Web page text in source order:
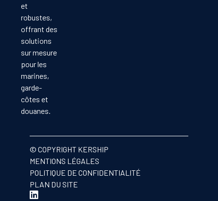
et
robustes,
offrant des
solutions
sur mesure
pour les
marines,
garde-
côtes et
douanes.
© COPYRIGHT KERSHIP
MENTIONS LÉGALES
POLITIQUE DE CONFIDENTIALITÉ
PLAN DU SITE